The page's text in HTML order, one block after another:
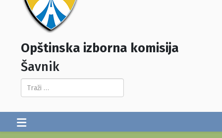
Opštinska izborna komisija
Šavnik
Pretraga...